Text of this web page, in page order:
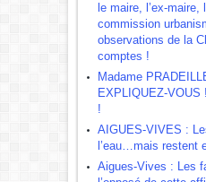
le maire, l’ex-maire,
commission
observations de la
comptes !
Madame
EXPLIQUEZ-VOUS
!
AIGUES-VIVES :
l’eau…mais restent
Aigues-Vives : Les